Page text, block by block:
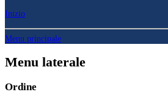
Inizio
Menu principale
Menu laterale
Ordine